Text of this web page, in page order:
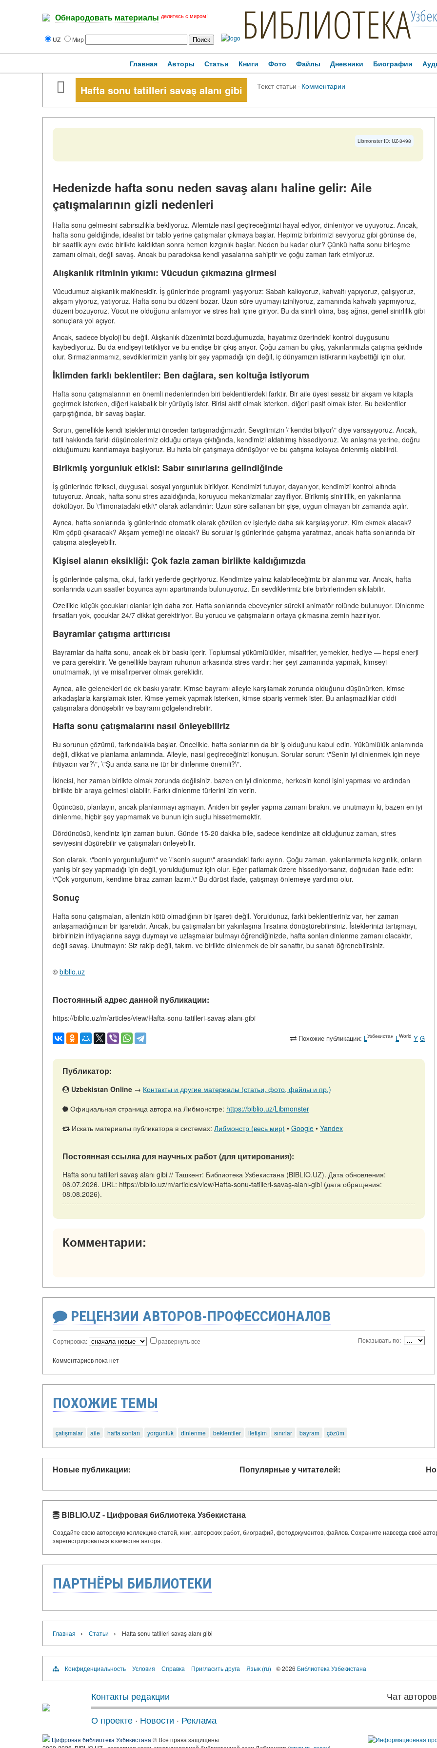
Обнародовать материалы делитесь с миром!
UZ Мир БИБЛИОТЕКА
Главная Авторы Статьи Книги Фото Файлы Дневники Биографии
Hafta sonu tatilleri savaş alanı gibi Текст статьи · Комментарии
Libmonster ID: UZ-3498
Нedenizde hafta sonu neden savaş alanı haline gelir: Aile
çatışmalarının gizli nedenleri
Hafta sonu gelmesini sabırsızlıkla bekliyoruz. Ailemizle nasıl geçireceğimizi hayal ediyor, dinleniyor ve uyuyoruz. Ancak,
hafta sonu geldiğinde, idealist bir tablo yerine çatışmalar çıkmaya başlar. Hepimiz birbirimizi seviyoruz gibi görünse de,
bir saatlik aynı evde birlikte kaldıktan sonra hemen kızgınlık başlar. Neden bu kadar olur? Çünkü hafta sonu birleşme
zamanı olmalı, değil savaş. Ancak bu paradoksa kendi yasalarına sahiptir ve çoğu zaman fark etmiyoruz.
Alışkanlık ritminin yıkımı: Vücudun çıkmazına girmesi
Vücudumuz alışkanlık makinesidir. İş günlerinde programlı yaşıyoruz: Sabah kalkıyoruz, kahvaltı yapıyoruz, çalışıyoruz,
akşam yiyoruz, yatıyoruz. Hafta sonu bu düzeni bozar. Uzun süre uyumayı izinliyoruz, zamanında kahvaltı yapmıyoruz,
düzeni bozuyoruz. Vücut ne olduğunu anlamıyor ve stres hali içine giriyor. Bu da sinirli olma, baş ağrısı, genel sinirlilik gibi
sonuçlara yol açıyor.
Ancak, sadece biyoloji bu değil. Alışkanlık düzenimizi bozduğumuzda, hayatımız üzerindeki kontrol duygusunu
kaybediyoruz. Bu da endişeyi tetikliyor ve bu endişe bir çıkış arıyor. Çoğu zaman bu çıkış, yakınlarımızla çatışma şeklinde
olur. Sırmazlanmamız, sevdiklerimizin yanlış bir şey yapmadığı için değil, iç dünyamızın istikrarını kaybettiği için olur.
İklimden farklı beklentiler: Ben dağlara, sen koltuğa istiyorum
Hafta sonu çatışmalarının en önemli nedenlerinden biri beklentilerdeki farktır. Bir aile üyesi sessiz bir akşam ve kitapla
geçirmek isterken, diğeri kalabalık bir yürüyüş ister. Birisi aktif olmak isterken, diğeri pasif olmak ister. Bu beklentiler
çarpıştığında, bir savaş başlar.
Sorun, genellikle kendi isteklerimizi önceden tartışmadığımızdır. Sevgilimizin \"kendisi biliyor\" diye varsayıyoruz. Ancak,
tatil hakkında farklı düşüncelerimiz olduğu ortaya çıktığında, kendimizi aldatılmış hissediyoruz. Ve anlaşma yerine, doğru
olduğumuzu kanıtlamaya başlıyoruz. Bu hızla bir çatışmaya dönüşüyor ve bu çatışma kolayca önlenmiş olabilirdi.
Birikmiş yorgunluk etkisi: Sabır sınırlarına gelindiğinde
İş günlerinde fiziksel, duygusal, sosyal yorgunluk birikiyor. Kendimizi tutuyor, dayanıyor, kendimizi kontrol altında
tutuyoruz. Ancak, hafta sonu stres azaldığında, koruyucu mekanizmalar zayıflıyor. Birikmiş sinirliilik, en yakınlarına
dökülüyor. Bu \"limonatadaki etki\" olarak adlandırılır: Uzun süre sallanan bir şişe, uygun olmayan bir zamanda açılır.
Ayrıca, hafta sonlarında iş günlerinde otomatik olarak çözülen ev işleriyle daha sık karşılaşıyoruz. Kim ekmek alacak?
Kim çöpü çıkaracak? Akşam yemeği ne olacak? Bu sorular iş günlerinde çatışma yaratmaz, ancak hafta sonlarında bir
çatışma ateşleyebilir.
Kişisel alanın eksikliği: Çok fazla zaman birlikte kaldığımızda
İş günlerinde çalışma, okul, farklı yerlerde geçiriyoruz. Kendimize yalnız kalabileceğimiz bir alanımız var. Ancak, hafta
sonlarında uzun saatler boyunca aynı apartmanda bulunuyoruz. En sevdiklerimiz bile birbirlerinden sıkılabilir.
Özellikle küçük çocukları olanlar için daha zor. Hafta sonlarında ebeveynler sürekli animatör rolünde bulunuyor. Dinlenme
fırsatları yok, çocuklar 24/7 dikkat gerektiriyor. Bu yorucu ve çatışmaların ortaya çıkmasına zemin hazırlıyor.
Bayramlar çatışma arttırıcısı
Bayramlar da hafta sonu, ancak ek bir baskı içerir. Toplumsal yükümlülükler, misafirler, yemekler, hediye — hepsi enerji
ve para gerektirir. Ve genellikle bayram ruhunun arkasında stres vardır: her şeyi zamanında yapmak, kimseyi
unutmamak, iyi ve misafirperver olmak gereklidir.
Ayrıca, aile gelenekleri de ek baskı yaratır. Kimse bayramı aileyle karşılamak zorunda olduğunu düşünürken, kimse
arkadaşlarla karşılamak ister. Kimse yemek yapmak isterken, kimse sipariş vermek ister. Bu anlaşmazlıklar ciddi
çatışmalara dönüşebilir ve bayramı gölgelendirebilir.
Hafta sonu çatışmalarını nasıl önleyebiliriz
Bu sorunun çözümü, farkındalıkla başlar. Öncelikle, hafta sonlarının da bir iş olduğunu kabul edin. Yükümlülük anlamında
değil, dikkat ve planlama anlamında. Aileyle, nasıl geçireceğinizi konuşun. Sorular sorun: \"Senin iyi dinlenmek için neye
ihtiyacın var?\", \"Şu anda sana ne tür bir dinlenme önemli?\".
İkincisi, her zaman birlikte olmak zorunda değilsiniz. bazen en iyi dinlenme, herkesin kendi işini yapması ve ardından
birlikte bir araya gelmesi olabilir. Farklı dinlenme türlerini izin verin.
Üçüncüsü, planlayın, ancak planlanmayı aşmayın. Aniden bir şeyler yapma zamanı bırakın. ve unutmayın ki, bazen en iyi
dinlenme, hiçbir şey yapmamak ve bunun için suçlu hissetmemektir.
Dördüncüsü, kendiniz için zaman bulun. Günde 15-20 dakika bile, sadece kendinize ait olduğunuz zaman, stres
seviyesini düşürebilir ve çatışmaları önleyebilir.
Son olarak, \"benin yorgunluğum\" ve \"senin suçun\" arasındaki farkı ayırın. Çoğu zaman, yakınlarımızla kızgınlık, onların
yanlış bir şey yapmadığı için değil, yorulduğumuz için olur. Eğer patlamak üzere hissediyorsanız, doğrudan ifade edin:
\"Çok yorgunum, kendime biraz zaman lazım.\" Bu dürüst ifade, çatışmayı önlemeye yardımcı olur.
Sonuç
Hafta sonu çatışmaları, ailenizin kötü olmadığının bir işaretı değil. Yoruldunuz, farklı beklentileriniz var, her zaman
anlaşamadığınızın bir işaretıdır. Ancak, bu çatışmaları bir yakınlaşma fırsatına dönüştürebilirsiniz. İsteklerinizi tartışmayı,
birbirinizin ihtiyaçlarına saygı duymayı ve uzlaşmalar bulmayı öğrendiğinizde, hafta sonları dinlenme zamanı olacaktır,
değil savaş. Unutmayın: Siz rakip değil, takım. ve birlikte dinlenmek de bir sanattır, bu sanatı öğrenebilirsiniz.
© biblio.uz
Постоянный адрес данной публикации:
https://biblio.uz/m/articles/view/Hafta-sonu-tatilleri-savaş-alanı-gibi
Похожие публикации: L Узбекистан L World Y G
Публикатор:
Uzbekistan Online → Контакты и другие материалы (статьи, фото, файлы и пр.)
Официальная страница автора на Либмонстре: https://biblio.uz/Libmonster
Искать материалы публикатора в системах: Либмонстр (весь мир) • Google • Yandex
Постоянная ссылка для научных работ (для цитирования):
Hafta sonu tatilleri savaş alanı gibi // Ташкент: Библиотека Узбекистана (BIBLIO.UZ). Дата обновления:
06.07.2026. URL: https://biblio.uz/m/articles/view/Hafta-sonu-tatilleri-savaş-alanı-gibi (дата обращения:
08.08.2026).
Комментарии:
РЕЦЕНЗИИ АВТОРОВ-ПРОФЕССИОНАЛОВ
Сортировка: развернуть все Показывать по:
Комментариев пока нет
ПОХОЖИЕ ТЕМЫ
çatışmalar aile hafta sonları yorgunluk dinlenme beklentiler iletişim sınırlar bayram çözüm
Новые публикации: Популярные у читателей:
BIBLIO.UZ - Цифровая библиотека Узбекистана
Создайте свою авторскую коллекцию статей, книг, авторских работ, биографий, фотодокументов, файлов. Сохраните навсегда своё
зарегистрироваться в качестве автора.
ПАРТНЁРЫ БИБЛИОТЕКИ
Главная › Статьи › Hafta sonu tatilleri savaş alanı gibi
Конфиденциальность Условия Справка Пригласить друга Язык (ru) © 2026 Библиотека Узбекистана
Контакты редакции Чат
О проекте · Новости · Реклама
Цифровая библиотека Узбекистана © Все права защищены